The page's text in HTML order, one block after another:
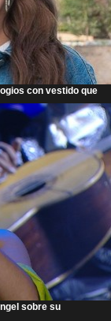
con vestido que
sobre su